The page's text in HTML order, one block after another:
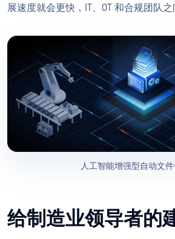
展速度就会更快，IT、OT 和合规团队之
人工智能增强型自动文
给制造业领导者的